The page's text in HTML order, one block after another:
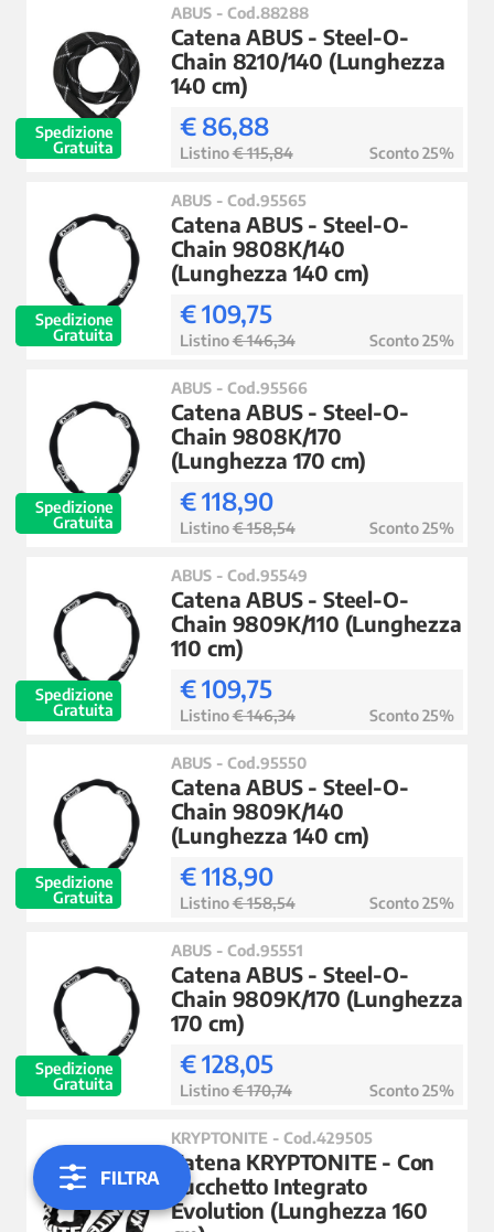
FILTRA
Spedizione
Gratuita
ABUS - Cod.88288
Catena ABUS - Steel-O-
Chain 8210/140 (Lunghezza
140 cm)
€ 86,88
Listino€ 115,84 Sconto 25%
Spedizione
Gratuita
ABUS - Cod.95565
Catena ABUS - Steel-O-
Chain 9808K/140
(Lunghezza 140 cm)
€ 109,75
Listino€ 146,34 Sconto 25%
Spedizione
Gratuita
ABUS - Cod.95566
Catena ABUS - Steel-O-
Chain 9808K/170
(Lunghezza 170 cm)
€ 118,90
Listino€ 158,54 Sconto 25%
Spedizione
Gratuita
ABUS - Cod.95549
Catena ABUS - Steel-O-
Chain 9809K/110 (Lunghezza
110 cm)
€ 109,75
Listino€ 146,34 Sconto 25%
Spedizione
Gratuita
ABUS - Cod.95550
Catena ABUS - Steel-O-
Chain 9809K/140
(Lunghezza 140 cm)
€ 118,90
Listino€ 158,54 Sconto 25%
Spedizione
Gratuita
ABUS - Cod.95551
Catena ABUS - Steel-O-
Chain 9809K/170 (Lunghezza
170 cm)
€ 128,05
Listino€ 170,74 Sconto 25%
KRYPTONITE - Cod.429505
Catena KRYPTONITE - Con
Lucchetto Integrato
Evolution (Lunghezza 160